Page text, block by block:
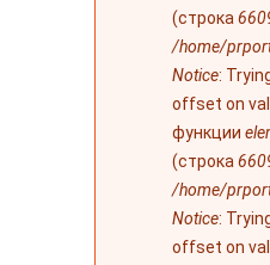
(строка
/home/
Notice:
offset on
функции
(строка
/home/
Notice:
offset on